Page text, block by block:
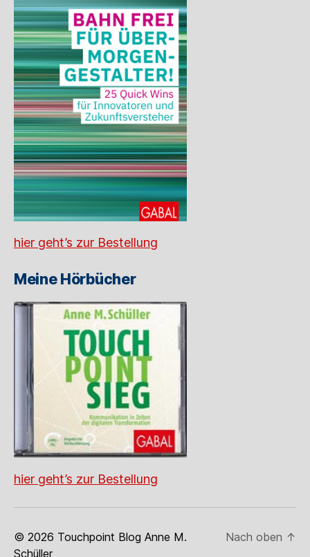
hier geht’s zur Bestellung
Meine Hörbücher
hier geht’s zur Bestellung
© 2026 Touchpoint Blog Anne M.
Schüller
Nach oben ↑